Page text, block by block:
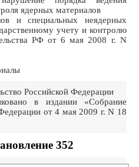
ядерных материалов
и специальных неядерных
учету и контролю
РФ от 6 мая 2008 г. N
Российской Федерации
в издании «Собрание
от 4 мая 2009 г. N 18
352